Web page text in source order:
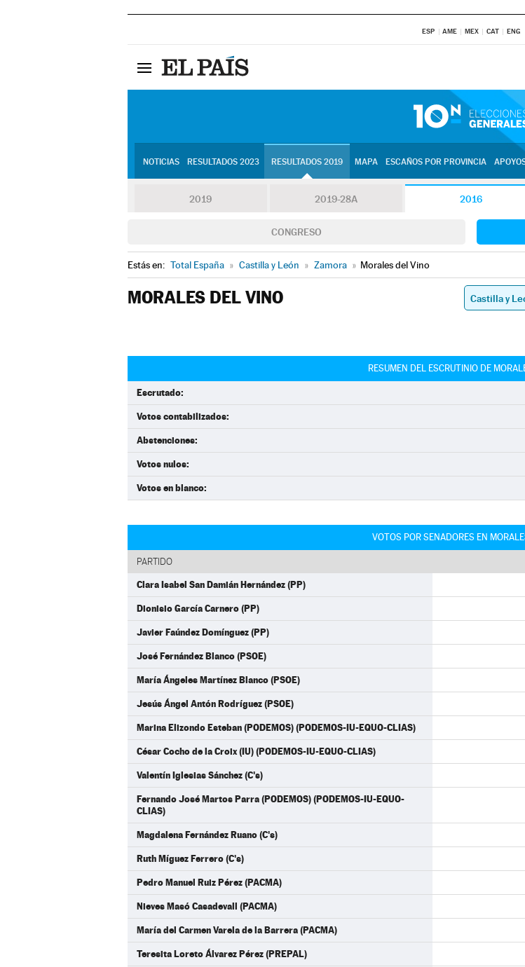
ESP AME MEX CAT ENG
NOTICIAS RESULTADOS 2023 RESULTADOS 2019 MAPA ESCAÑOS POR PROVINCIA
2019 2019-28A 2016
CONGRESO
Estás en: Total España » Castilla y León » Zamora » Morales del Vino
MORALES DEL VINO
RESUMEN DEL ESCRUTINIO DE
Escrutado:
Votos contabilizados:
Abstenciones:
Votos nulos:
Votos en blanco:
VOTOS POR SENADORES EN
PARTIDO
Clara Isabel San Damián Hernández (PP)
Dionisio García Carnero (PP)
Javier Faúndez Domínguez (PP)
José Fernández Blanco (PSOE)
María Ángeles Martínez Blanco (PSOE)
Jesús Ángel Antón Rodríguez (PSOE)
Marina Elizondo Esteban (PODEMOS) (PODEMOS-IU-EQUO-CLIAS)
César Cocho de la Croix (IU) (PODEMOS-IU-EQUO-CLIAS)
Valentín Iglesias Sánchez (C's)
Fernando José Martos Parra (PODEMOS) (PODEMOS-IU-EQUO-
CLIAS)
Magdalena Fernández Ruano (C's)
Ruth Míguez Ferrero (C's)
Pedro Manuel Ruiz Pérez (PACMA)
Nieves Masó Casadevall (PACMA)
María del Carmen Varela de la Barrera (PACMA)
Teresita Loreto Álvarez Pérez (PREPAL)